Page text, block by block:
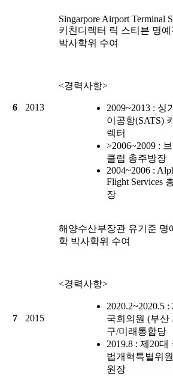
6 2013
Singarpore Airport Terminal
키친디렉터 릭 스티븐 명
박사학위 수여
<경력사항>
2009~2013 : 싱
이공항(SATS)
렉터
>2006~2009 :
클럽 총주방장
2004~2006 :
Flight Services
장
7 2015
해양수산부장관 유기준 명
학 박사학위 수여
<경력사항>
2020.2~2020.5 :
국회의원 (부산
구/미래통합당
2019.8 : 제20대
법개혁특별위
원장